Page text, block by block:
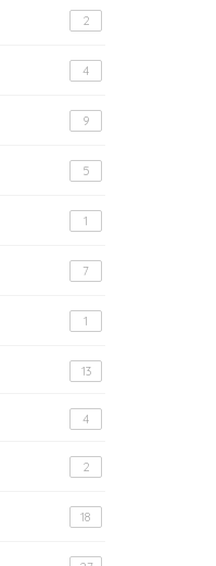
2
4
9
5
1
7
1
13
4
2
18